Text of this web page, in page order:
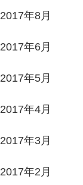
2017年8月
2017年6月
2017年5月
2017年4月
2017年3月
2017年2月